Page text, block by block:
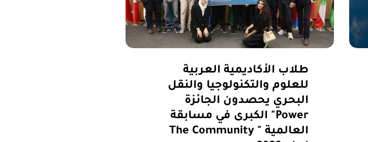
طلاب الأكاديمية العربية
للعلوم والتكنولوجيا والنقل
البحري يحصدون الجائزة
الكبرى في مسابقة "Power
The Community " العالمية